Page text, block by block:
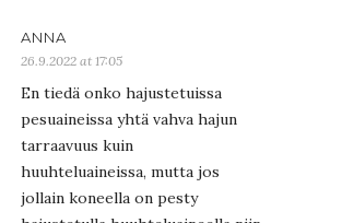
ANNA
26.9.2022 at 17:05
En tiedä onko hajustetuissa
pesuaineissa yhtä vahva hajun
tarraavuus kuin
huuhteluaineissa, mutta jos
jollain koneella on pesty